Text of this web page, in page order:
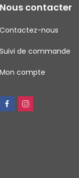
Nous contacter
Contactez-nous
Suivi de commande
Mon compte